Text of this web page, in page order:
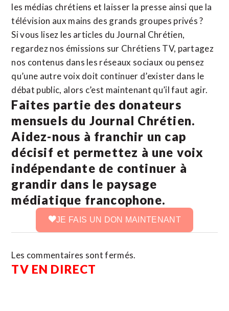
les médias chrétiens et laisser la presse ainsi que la
télévision aux mains des grands groupes privés ?
Si vous lisez les articles du Journal Chrétien,
regardez nos émissions sur Chrétiens TV, partagez
nos contenus dans les réseaux sociaux ou pensez
qu’une autre voix doit continuer d’exister dans le
débat public, alors c’est maintenant qu’il faut agir.
Faites partie des donateurs
mensuels du Journal Chrétien.
Aidez-nous à franchir un cap
décisif et permettez à une voix
indépendante de continuer à
grandir dans le paysage
médiatique francophone.
JE FAIS UN DON MAINTENANT
Les commentaires sont fermés.
TV EN DIRECT